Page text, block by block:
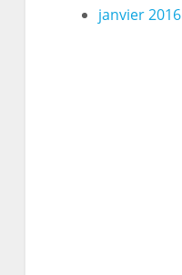
janvier 2016